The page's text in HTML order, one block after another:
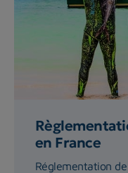
en France
Réglementation